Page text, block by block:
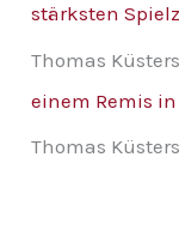
stärksten
Thomas Küsters
einem Remis
Thomas Küsters